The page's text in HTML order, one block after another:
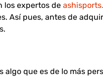
los expertos de
Así pues, antes de
algo que es de lo más